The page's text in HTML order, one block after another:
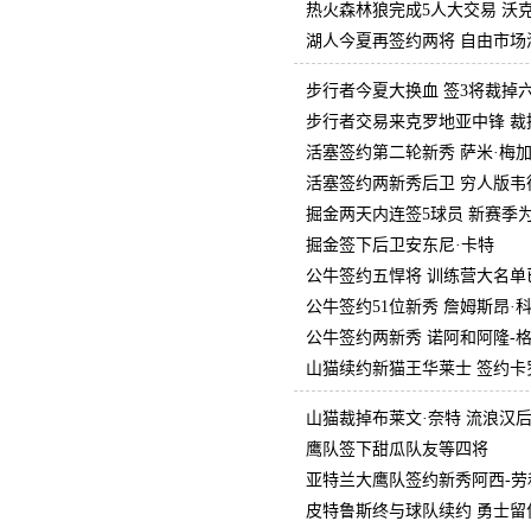
热火森林狼完成5人大交易 沃
湖人今夏再签约两将 自由市
步行者今夏大换血 签3将裁掉
步行者交易来克罗地亚中锋 裁
活塞签约第二轮新秀 萨米·梅
活塞签约两新秀后卫 穷人版
掘金两天内连签5球员 新赛季
掘金签下后卫安东尼·卡特
公牛签约五悍将 训练营大名单
公牛签约51位新秀 詹姆斯昂·
公牛签约两新秀 诺阿和阿隆-
山猫续约新猫王华莱士 签约卡
山猫裁掉布莱文·奈特 流浪汉
鹰队签下甜瓜队友等四将
亚特兰大鹰队签约新秀阿西-
皮特鲁斯终与球队续约 勇士